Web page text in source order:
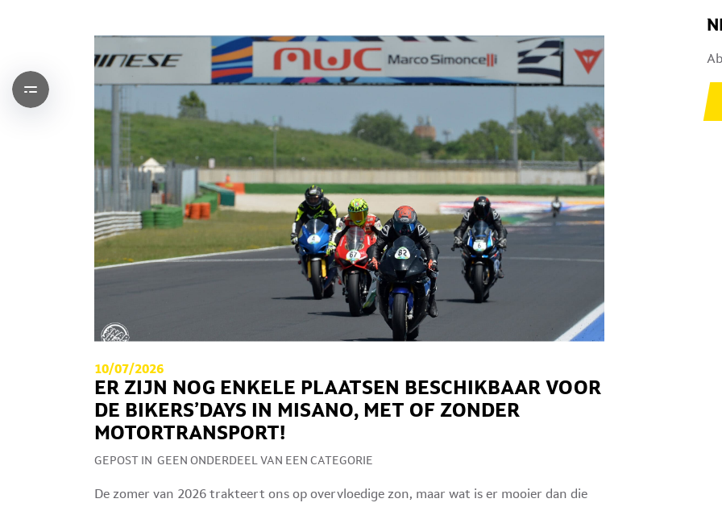
10/07/2026
ER ZIJN NOG ENKELE PLAATSEN BESCHIKBAAR VOOR
DE BIKERS’DAYS IN MISANO, MET OF ZONDER
MOTORTRANSPORT!
GEPOST IN GEEN ONDERDEEL VAN EEN CATEGORIE
De zomer van 2026 trakteert ons op overvloedige zon, maar wat is er mooier dan die